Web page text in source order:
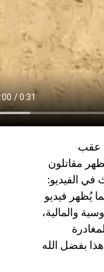
عقب
مقاتلون
في الفيديو:
يُظهر فيديو
والمالية،
المدينة. كل هذا بفضل الله